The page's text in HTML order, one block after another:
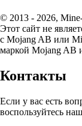
© 2013 - 2026,
Этот сайт не
с Mojang AB или
маркой Mojang AB
Контакты
Если у вас есть
воспользуйтесь